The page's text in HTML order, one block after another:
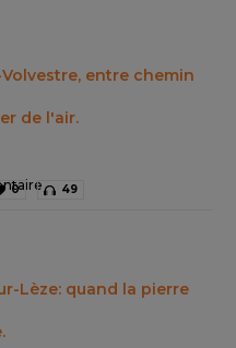
entre chemin
de l'air.
0 49
Lèze: quand la pierre